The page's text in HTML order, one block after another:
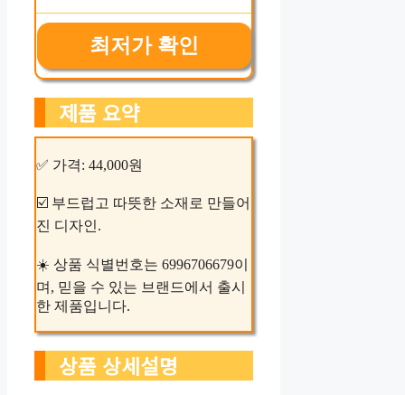
최저가 확인
제품 요약
✅ 가격: 44,000원
☑️ 부드럽고 따뜻한 소재로 만들어
진 디자인.
☀️ 상품 식별번호는 6996706679이
며, 믿을 수 있는 브랜드에서 출시
한 제품입니다.
상품 상세설명